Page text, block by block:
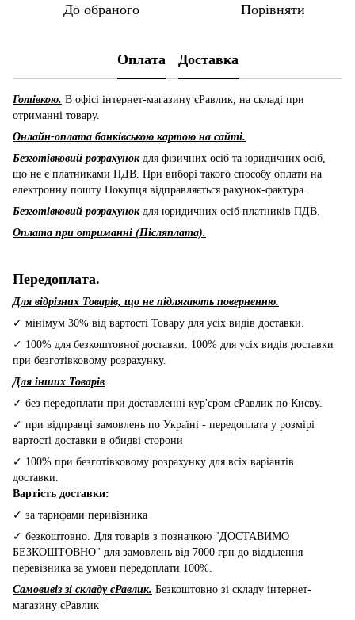
До обраного Порівняти
Оплата Доставка
Готівкою. В офісі інтернет-магазину єРавлик, на складі при
отриманні товару.
Онлайн-оплата банківською картою на сайті.
Безготівковий розрахунокдля фізичних осіб та юридичних осіб,
що не є платниками ПДВ. При виборі такого способу оплати на
електронну пошту Покупця відправляється рахунок-фактура.
Безготівковий розрахунокдля юридичних осіб платників ПДВ.
Оплата при отриманні (Післяплата).
Передоплата.
Для відрізних Товарів, що не підлягають поверненню.
✓ мінімум 30% від вартості Товару для усіх видів доставки.
✓ 100% для безкоштовної доставки. 100% для усіх видів доставки
при безготівковому розрахунку.
Для інших Товарів
✓ без передоплати при доставленні кур'єром єРавлик по Києву.
✓ при відправці замовлень по Україні - передоплата у розмірі
вартості доставки в обидві сторони
✓ 100% при безготівковому розрахунку для всіх варіантів
доставки.
Вартість доставки:
✓ за тарифами перивізника
✓ безкоштовно. Для товарів з позначкою "ДОСТАВИМО
БЕЗКОШТОВНО" для замовлень від 7000 грн до відділення
перевізника за умови передоплати 100%.
Самовивіз зі складу єРавлик. Безкоштовно зі складу інтернет-
магазину єРавлик